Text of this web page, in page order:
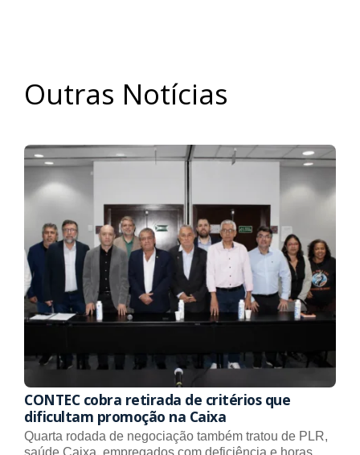
Outras Notícias
CONTEC cobra retirada de critérios que
dificultam promoção na Caixa
Quarta rodada de negociação também tratou de PLR,
saúde Caixa, empregados com deficiência e horas